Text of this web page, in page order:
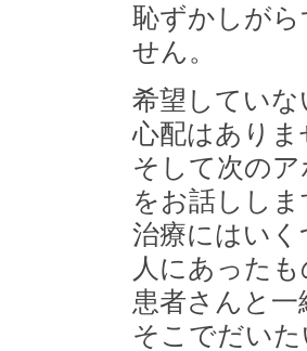
恥ずかしが
せん。
希望してい
心配はありま
そして次の
をお話ししま
治療にはい
人にあったも
患者さんと
そこでだい